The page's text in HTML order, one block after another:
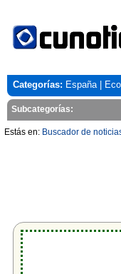
Categorías: España|
Subcategorías:
Estás en: Buscador de